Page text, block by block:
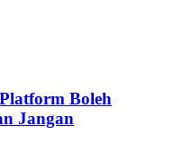
Boleh
Jangan